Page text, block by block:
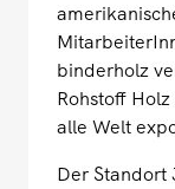
binderholz
Rohstoff
alle Welt
Der Standort